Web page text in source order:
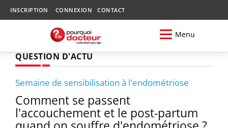
INSCRIPTION CONNEXION CONTACT
Menu
QUESTION D'ACTU
Semaine de sensibilisation à l'endométriose
Comment se passent
l'accouchement et le post-partum